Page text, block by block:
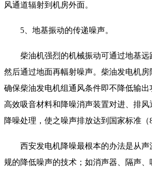
风通道辐射到机房外面。
5、地基振动的传递噪声。
柴油机强烈的机械振动可通过地基远
然后通过地面再幅射噪声。柴油发电机
确保柴油发电机组通风条件即不降低输出
高效吸音材料和降噪消声装置对进、排
降噪处理，使之噪声排放达到国家标准（
西安发电机降噪最根本的办法是从声
规的降低噪声的技术；如消声器、隔声